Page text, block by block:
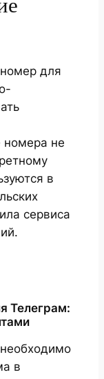
для
номера не
в
сервиса
Телеграм:
в